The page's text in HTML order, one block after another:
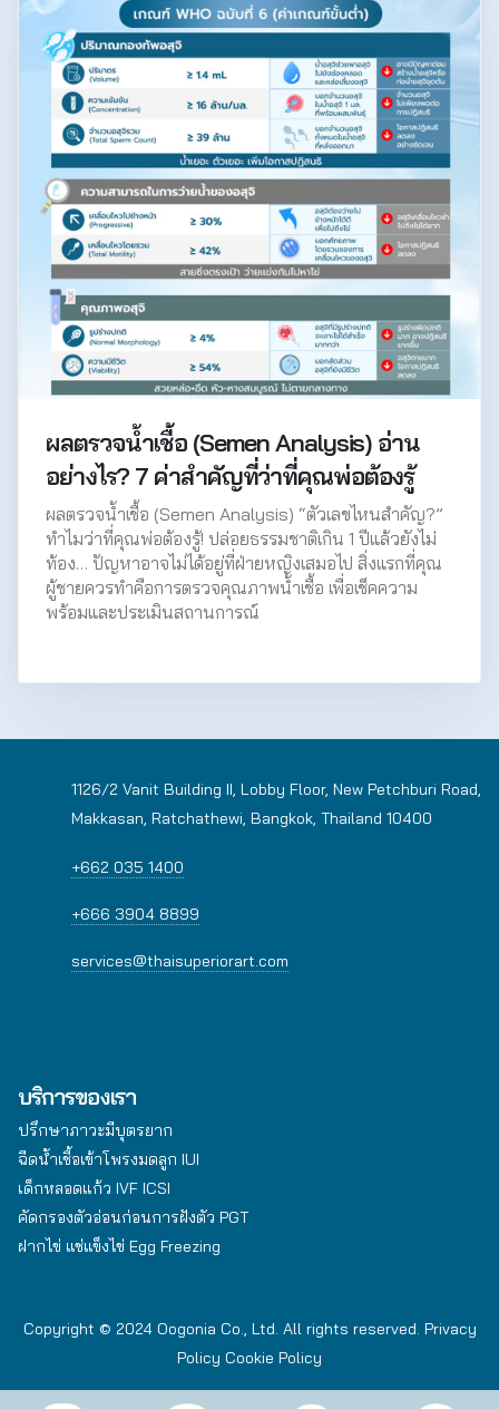
ผลตรวจน้ำเชื้อ (Semen Analysis) อ่าน
อย่างไร? 7 ค่าสำคัญที่ว่าที่คุณพ่อต้องรู้
ผลตรวจน้ำเชื้อ (Semen Analysis) “ตัวเลขไหนสำคัญ?”
ทำไมว่าที่คุณพ่อต้องรู้! ปล่อยธรรมชาติเกิน 1 ปีแล้วยังไม่
ท้อง… ปัญหาอาจไม่ได้อยู่ที่ฝ่ายหญิงเสมอไป สิ่งแรกที่คุณ
ผู้ชายควรทำคือการตรวจคุณภาพน้ำเชื้อ เพื่อเช็คความ
พร้อมและประเมินสถานการณ์
1126/2 Vanit Building II, Lobby Floor, New Petchburi Road,
Makkasan, Ratchathewi, Bangkok, Thailand 10400
+662 035 1400
+666 3904 8899
services@thaisuperiorart.com
บริการของเรา
ปรึกษาภาวะมีบุตรยาก
ฉีดน้ำเชื้อเข้าโพรงมดลูก IUI
เด็กหลอดแก้ว IVF ICSI
คัดกรองตัวอ่อนก่อนการฝังตัว PGT
ฝากไข่ แช่แข็งไข่ Egg Freezing
Copyright © 2024 Oogonia Co., Ltd. All rights reserved. Privacy
Policy Cookie Policy